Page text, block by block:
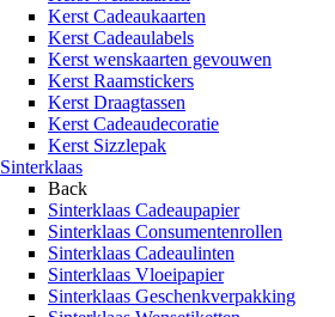
Kerst Cadeaukaarten
Kerst Cadeaulabels
Kerst wenskaarten gevouwen
Kerst Raamstickers
Kerst Draagtassen
Kerst Cadeaudecoratie
Kerst Sizzlepak
Sinterklaas
Back
Sinterklaas Cadeaupapier
Sinterklaas Consumentenrollen
Sinterklaas Cadeaulinten
Sinterklaas Vloeipapier
Sinterklaas Geschenkverpakking